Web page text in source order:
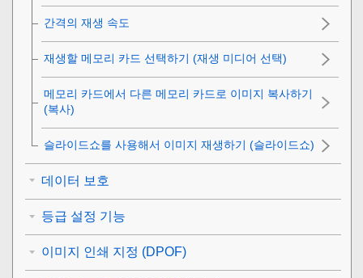
간격의 재생 속도
재생할 메모리 카드 선택하기 (재생 미디어 선택)
메모리 카드에서 다른 메모리 카드로 이미지 복사하기
(복사)
슬라이드쇼를 사용해서 이미지 재생하기 (슬라이드쇼)
데이터 보호
등급 설정 기능
이미지 인쇄 지정 (DPOF)